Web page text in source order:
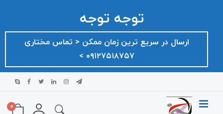
توجه توجه
ارسال در سریع ترین زمان ممکن ‌< تماس مختاری
۰۹۱۲۷۵۱۸۷۵۷ >
0